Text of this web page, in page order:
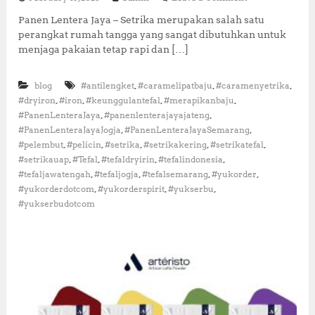
t
M
e
n
e
t
i
e
Panen Lentera Jaya – Setrika merupakan salah satu
perangkat rumah tangga yang sangat dibutuhkan untuk
menjaga pakaian tetap rapi dan […]
blog #antilengket ,#caramelipatbaju ,#caramenyetrika
#dryiron ,#iron ,#keunggulantefal ,#merapikanbaju
#PanenLenteraJaya ,#panenlenterajayajateng
#PanenLenteraJayaJogja ,#PanenLenteraJayaSemarang
#pelembut ,#pelicin ,#setrika ,#setrikakering ,#setrikatefal
#setrikauap ,#Tefal ,#tefaldryirin ,#tefalindonesia
#tefaljawatengah ,#tefaljogja ,#tefalsemarang ,#yukorder
#yukorderdotcom ,#yukorderspirit ,#yukserbu
#yukserbudotcom